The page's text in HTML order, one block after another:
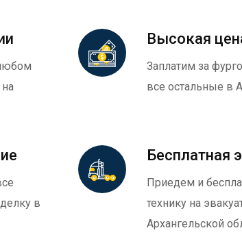
Высокая
Заплатим за
все остальные в
в
Бесплатная
Приедем и
технику на
Архангельской